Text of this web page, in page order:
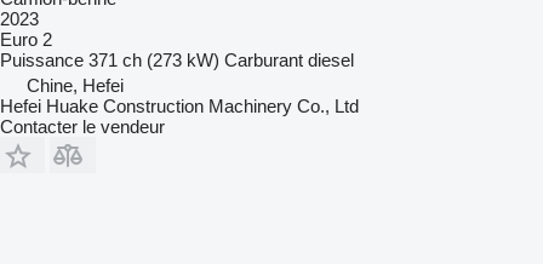
2023
Euro 2
Puissance 371 ch (273 kW) Carburant diesel
Chine, Hefei
Hefei Huake Construction Machinery Co., Ltd
Contacter le vendeur